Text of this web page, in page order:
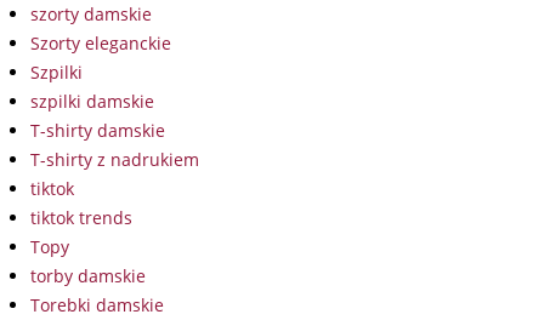
szorty damskie
Szorty eleganckie
Szpilki
szpilki damskie
T-shirty damskie
T-shirty z nadrukiem
tiktok
tiktok trends
Topy
torby damskie
Torebki damskie